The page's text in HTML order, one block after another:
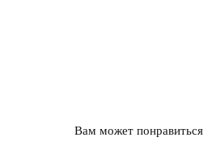
Вам может понравиться